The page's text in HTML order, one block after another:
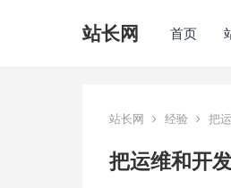
站长网 首页
站长网 经验 把
把运维和开